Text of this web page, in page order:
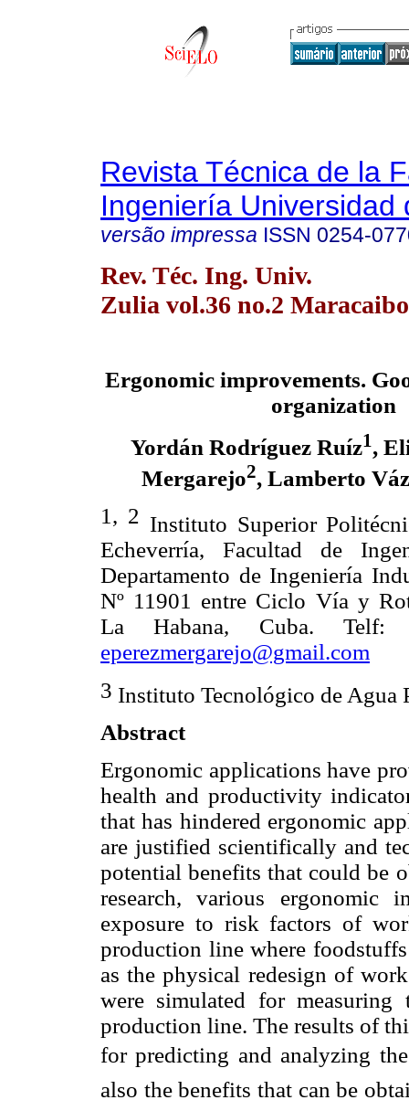
Revista Técnica de la
Ingeniería Universidad
versão impressa ISSN 0254-
Rev. Téc. Ing. Univ.
Zulia vol.36 no.2
Ergonomicimprovements.
organization
Yordán Rodríguez Ruíz1,
Mergarejo2, Lamberto
1, 2 Instituto Superior
Echeverría, Facultad de
Departamento de Ingeniería
Nº 11901 entre Ciclo Vía y
La Habana, Cuba.
eperezmergarejo@gmail.com
3 Instituto Tecnológico de Agua
Abstract
Ergonomic applications have
health and productivity
that has hindered ergonomic
are justified scientifically and
potential benefits that could be
research, various ergonomic
exposure to risk factors of
production line where
as the physical redesign of
were simulated for
production line. The results of
for predicting and analyzing
also the benefits that can be